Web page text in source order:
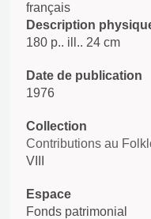
français
Description
180 p.. ill.. 24 cm
Date de publication
1976
Collection
Contributions au
VIII
Espace
Fonds patrimonial